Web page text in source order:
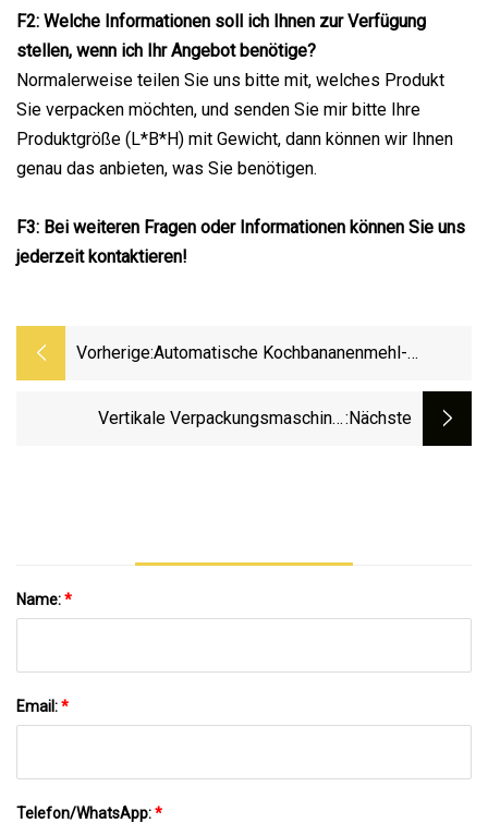
F2: Welche Informationen soll ich Ihnen zur Verfügung
stellen, wenn ich Ihr Angebot benötige?
Normalerweise teilen Sie uns bitte mit, welches Produkt
Sie verpacken möchten, und senden Sie mir bitte Ihre
Produktgröße (L*B*H) mit Gewicht, dann können wir Ihnen
genau das anbieten, was Sie benötigen.
F3: Bei weiteren Fragen oder Informationen können Sie uns
jederzeit kontaktieren!
Vorherige:Automatische Kochbananenmehl-
Verpackungsausrüstung
Vertikale Verpackungsmaschine,:nächste
Name:*
Email:*
Telefon/WhatsApp:*